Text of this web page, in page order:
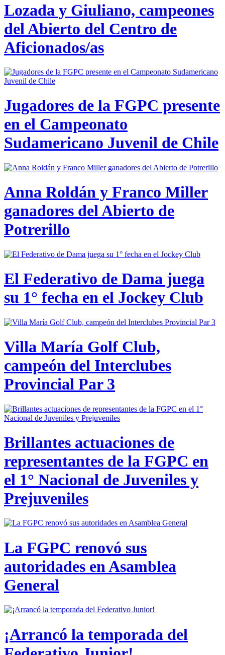
Lozada y Giuliano, campeones
del Abierto del Centro de
Aficionados/as
Jugadores de la FGPC presente
en el Campeonato
Sudamericano Juvenil de Chile
Anna Roldán y Franco Miller
ganadores del Abierto de
Potrerillo
El Federativo de Dama juega
su 1° fecha en el Jockey Club
Villa María Golf Club,
campeón del Interclubes
Provincial Par 3
Brillantes actuaciones de
representantes de la FGPC en
el 1° Nacional de Juveniles y
Prejuveniles
La FGPC renovó sus
autoridades en Asamblea
General
¡Arrancó la temporada del